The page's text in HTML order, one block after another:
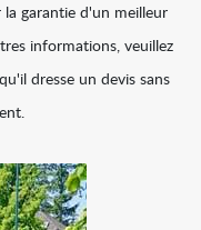
garantie d'un meilleur
informations, veuillez
dresse un devis sans